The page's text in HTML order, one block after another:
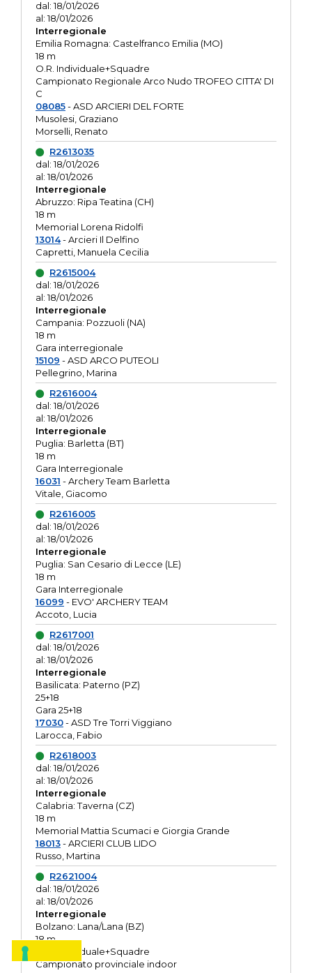
dal: 18/01/2026
al: 18/01/2026
Interregionale
Emilia Romagna: Castelfranco Emilia (MO)
18 m
O.R. Individuale+Squadre
Campionato Regionale Arco Nudo TROFEO CITTA' DI
C
08085- ASD ARCIERI DEL FORTE
Musolesi, Graziano
Morselli, Renato
R2613035
dal: 18/01/2026
al: 18/01/2026
Interregionale
Abruzzo: Ripa Teatina (CH)
18 m
Memorial Lorena Ridolfi
13014- Arcieri Il Delfino
Capretti, Manuela Cecilia
R2615004
dal: 18/01/2026
al: 18/01/2026
Interregionale
Campania: Pozzuoli (NA)
18 m
Gara interregionale
15109 - ASD ARCO PUTEOLI
Pellegrino, Marina
R2616004
dal: 18/01/2026
al: 18/01/2026
Interregionale
Puglia: Barletta (BT)
18 m
Gara Interregionale
16031 - Archery Team Barletta
Vitale, Giacomo
R2616005
dal: 18/01/2026
al: 18/01/2026
Interregionale
Puglia: San Cesario di Lecce (LE)
18 m
Gara Interregionale
16099 - EVO' ARCHERY TEAM
Accoto, Lucia
R2617001
dal: 18/01/2026
al: 18/01/2026
Interregionale
Basilicata: Paterno (PZ)
25+18
Gara 25+18
17030- ASD Tre Torri Viggiano
Larocca, Fabio
R2618003
dal: 18/01/2026
al: 18/01/2026
Interregionale
Calabria: Taverna (CZ)
18 m
Memorial Mattia Scumaci e Giorgia Grande
18013- ARCIERI CLUB LIDO
Russo, Martina
R2621004
dal: 18/01/2026
al: 18/01/2026
Interregionale
Bolzano: Lana/Lana (BZ)
18 m
O.R. Individuale+Squadre
Campionato provinciale indoor